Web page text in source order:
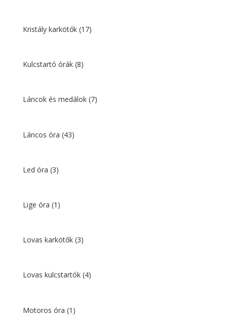
Kristály karkötők (17)
Kulcstartó órák (8)
Láncok és medálok (7)
Láncos óra (43)
Led óra (3)
Lige óra (1)
Lovas karkötők (3)
Lovas kulcstartók (4)
Motoros óra (1)